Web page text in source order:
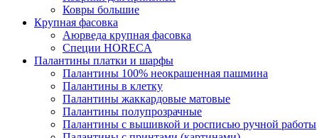
Ковры большие
Крупная фасовка
Аюрведа крупная фасовка
Специи HORECA
Палантины платки и шарфы
Палантины 100% неокрашенная пашмина
Палантины в клетку
Палантины жаккардовые матовые
Палантины полупрозрачные
Палантины с вышивкой и росписью ручной работы